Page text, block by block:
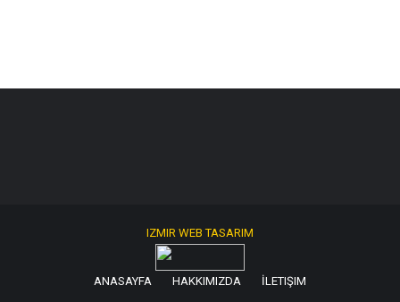
IZMIR WEB TASARIM
ANASAYFA HAKKIMIZDA İLETIŞIM